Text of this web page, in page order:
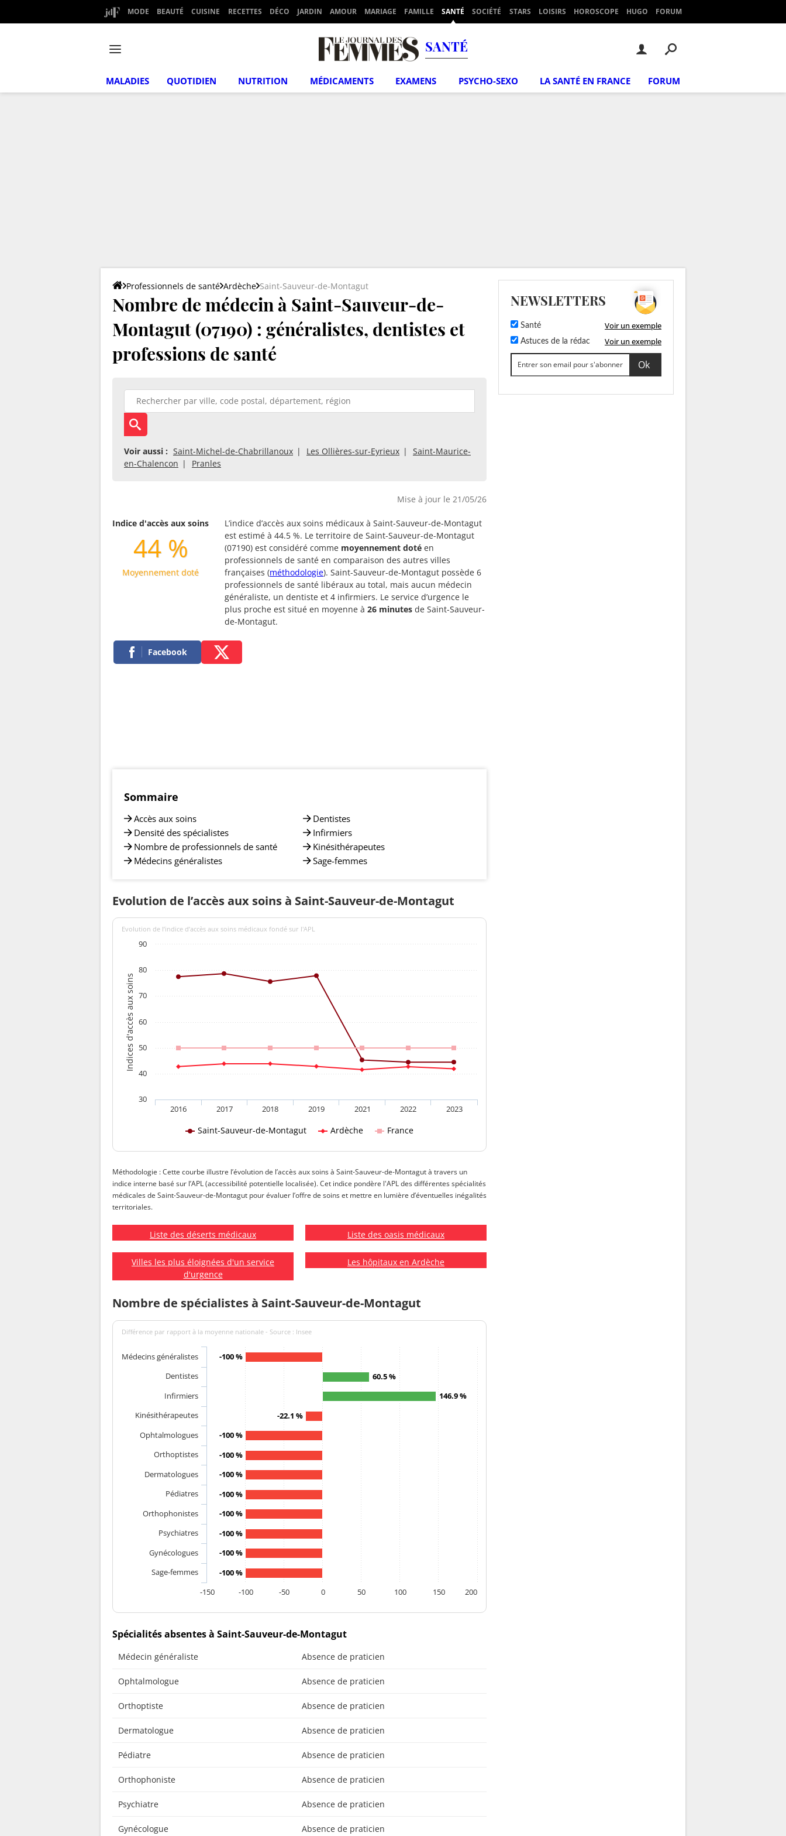
MODE BEAUTÉ CUISINE RECETTES DÉCO JARDIN AMOUR MARIAGE FAMILLE SANTÉ SOCIÉTÉ STARS LOISIRS HOROSCOPE HUGO FORUM
SANTÉ
MALADIES QUOTIDIEN NUTRITION MÉDICAMENTS EXAMENS PSYCHO-SEXO LA SANTÉ EN FRANCE FORUM
Professionnels de santé Ardèche Saint-Sauveur-de-Montagut
Nombre de médecin à Saint-Sauveur-de-
Montagut (07190) : généralistes, dentistes et
professions de santé
Voir aussi : Saint-Michel-de-Chabrillanoux Les Ollières-sur-Eyrieux
Saint-Maurice-
en-Chalencon
Pranles
Mise à jour le 21/05/26
Indice d'accès aux soins
44 %
Moyennement doté
L’indice d’accès aux soins médicaux à Saint-Sauveur-de-Montagut
est estimé à 44.5 %. Le territoire de Saint-Sauveur-de-Montagut
(07190) est considéré comme moyennement doté en
professionnels de santé en comparaison des autres villes
françaises (méthodologie). Saint-Sauveur-de-Montagut possède 6
professionnels de santé libéraux au total, mais aucun médecin
généraliste, un dentiste et 4 infirmiers. Le service d’urgence le
plus proche est situé en moyenne à 26 minutes de Saint-Sauveur-
de-Montagut.
Facebook
Sommaire
Accès aux soins
Densité des spécialistes
Nombre de professionnels de santé
Médecins généralistes
Dentistes
Infirmiers
Kinésithérapeutes
Sage-femmes
Evolution de l’accès aux soins à Saint-Sauveur-de-Montagut
Indices d'accès aux soins
Evolution de l’indice d’accès aux soins médicaux fondé sur l'APL
Saint-Sauveur-de-Montagut Ardèche France
2016 2017 2018 2019 2021 2022 2023
30
40
50
60
70
80
90
Méthodologie : Cette courbe illustre l’évolution de l’accès aux soins à Saint-Sauveur-de-Montagut à travers un
indice interne basé sur l’APL (accessibilité potentielle localisée). Cet indice pondère l'APL des différentes spécialités
médicales de Saint-Sauveur-de-Montagut pour évaluer l’offre de soins et mettre en lumière d’éventuelles inégalités
territoriales.
Liste des déserts médicaux Liste des oasis médicaux
Villes les plus éloignées d'un service
d'urgence
Les hôpitaux en Ardèche
Nombre de spécialistes à Saint-Sauveur-de-Montagut
Différence par rapport à la moyenne nationale - Source : Insee
-100 %
60.5 %
146.9 %
-22.1 %
-100 %
-100 %
-100 %
-100 %
-100 %
-100 %
-100 %
-100 %
Médecins généralistes
Dentistes
Infirmiers
Kinésithérapeutes
Ophtalmologues
Orthoptistes
Dermatologues
Pédiatres
Orthophonistes
Psychiatres
Gynécologues
Sage-femmes
-100
-50 0 50 100 150
-150 200
Spécialités absentes à Saint-Sauveur-de-Montagut
Médecin généraliste Absence de praticien
Ophtalmologue Absence de praticien
Orthoptiste Absence de praticien
Dermatologue Absence de praticien
Pédiatre Absence de praticien
Orthophoniste Absence de praticien
Psychiatre Absence de praticien
Gynécologue Absence de praticien
NEWSLETTERS
Santé Voir un exemple
Astuces de la rédac Voir un exemple